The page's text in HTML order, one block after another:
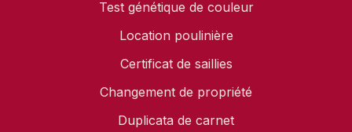
Test génétique de couleur
Location poulinière
Certificat de saillies
Changement de propriété
Duplicata de carnet